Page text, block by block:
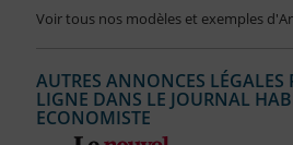
Voir tous nos modèles et exemples
AUTRES ANNONCES LÉGALES
LIGNE DANS LE JOURNAL
ECONOMISTE